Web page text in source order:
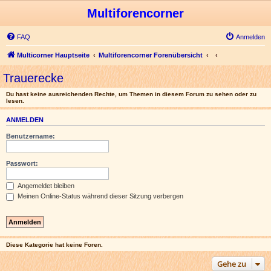
Multiforencorner
FAQ Anmelden
Multicorner Hauptseite Multiforencorner Forenübersicht
Trauerecke
Du hast keine ausreichenden Rechte, um Themen in diesem Forum zu sehen oder zu
lesen.
ANMELDEN
Benutzername:
Passwort:
Angemeldet bleiben
Meinen Online-Status während dieser Sitzung verbergen
Diese Kategorie hat keine Foren.
Gehe zu